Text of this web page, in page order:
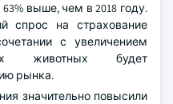
выше, чем в 2018 году.
спрос на страхование
с увеличением
животных будет
рынка.
значительно повысили